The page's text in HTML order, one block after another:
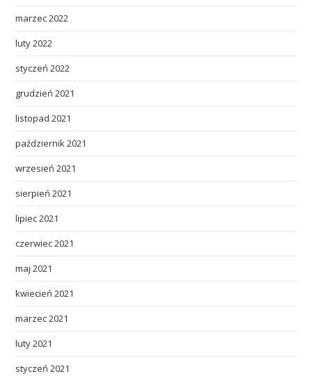
marzec 2022
luty 2022
styczeń 2022
grudzień 2021
listopad 2021
październik 2021
wrzesień 2021
sierpień 2021
lipiec 2021
czerwiec 2021
maj 2021
kwiecień 2021
marzec 2021
luty 2021
styczeń 2021